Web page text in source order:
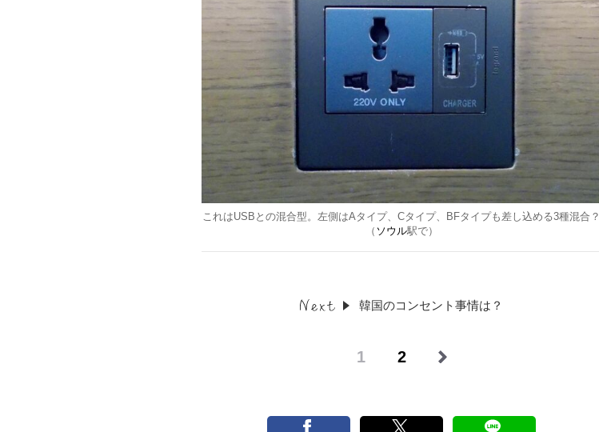
これはUSBとの混合型。左側はAタイプ、Cタイプ、BFタイプも差し込める3種混合？
（ ソウル駅で）
韓国のコンセント事情は？
1 2